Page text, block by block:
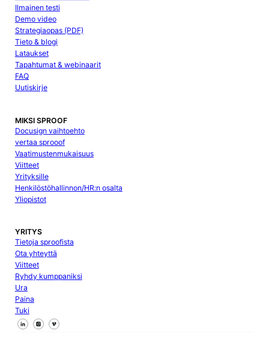
Ilmainen testi
Demo video
Strategiaopas (PDF)
Tieto & blogi
Lataukset
Tapahtumat & webinaarit
FAQ
Uutiskirje
MIKSI SPROOF
Docusign vaihtoehto
vertaa sprooof
Vaatimustenmukaisuus
Viitteet
Yrityksille
Henkilöstöhallinnon/HR:n osalta
Yliopistot
YRITYS
Tietoja sproofista
Ota yhteyttä
Viitteet
Ryhdy kumppaniksi
Ura
Paina
Tuki
Seuraa meitä Facebookissa
Seuraa meitä X
Seuraa meitä LinkedInissä